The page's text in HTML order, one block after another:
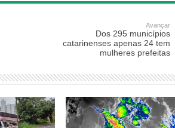
Avançar
Dos 295 municípios
catarinenses apenas 24 tem
mulheres prefeitas